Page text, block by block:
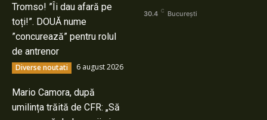
Tromso! ”Îi dau afară pe
toți!”. DOUĂ nume
”concurează” pentru rolul
de antrenor
Diverse noutati 6 august 2026
Mario Camora, după
umilința trăită de CFR: „Să
30.4 C București